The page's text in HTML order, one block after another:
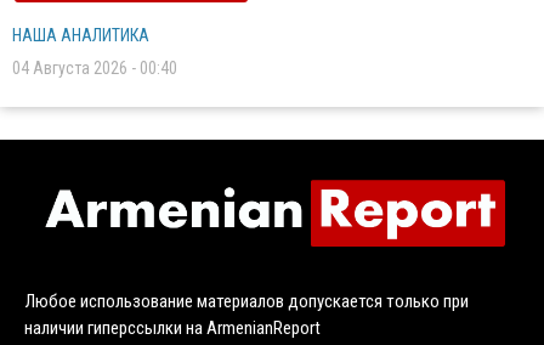
НАША АНАЛИТИКА
04 Августа 2026 - 00:40
Любое использование материалов допускается только при
наличии гиперссылки на ArmenianReport